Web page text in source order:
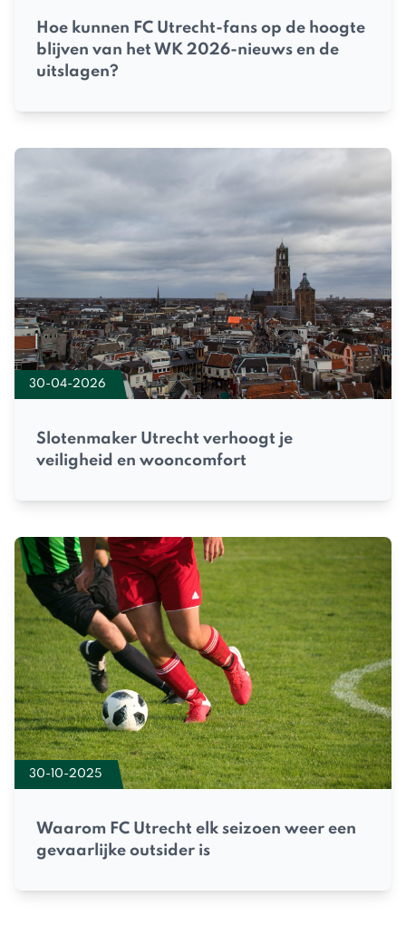
Hoe kunnen FC Utrecht-fans op de hoogte
blijven van het WK 2026-nieuws en de
uitslagen?
30-04-2026
Slotenmaker Utrecht verhoogt je
veiligheid en wooncomfort
30-10-2025
Waarom FC Utrecht elk seizoen weer een
gevaarlijke outsider is